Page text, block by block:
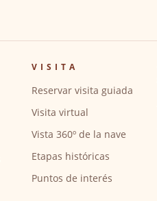
VISITA
Reservar visita guiada
Visita virtual
Vista 360º de la nave
Etapas históricas
Puntos de interés